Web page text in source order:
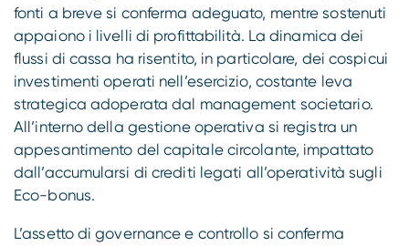
fonti a breve si conferma adeguato, mentre sostenuti
appaiono i livelli di profittabilità. La dinamica dei
flussi di cassa ha risentito, in particolare, dei cospicui
investimenti operati nell’esercizio, costante leva
strategica adoperata dal management societario.
All’interno della gestione operativa si registra un
appesantimento del capitale circolante, impattato
dall’accumularsi di crediti legati all’operatività sugli
Eco-bonus.
L’assetto di governance e controllo si conferma